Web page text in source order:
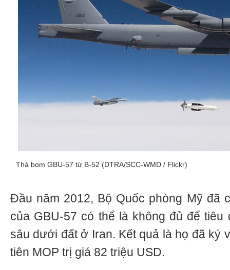
Thả bom GBU-57 từ B-52 (DTRA/SCC-WMD / Flickr)
Đầu năm 2012, Bộ Quốc phòng Mỹ đã
của GBU-57 có thể là không đủ để tiêu
sâu dưới đất ở Iran. Kết quả là họ đã ký
tiên MOP trị giá 82 triệu USD.